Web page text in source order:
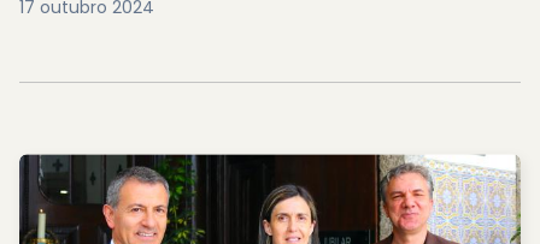
17 outubro 2024